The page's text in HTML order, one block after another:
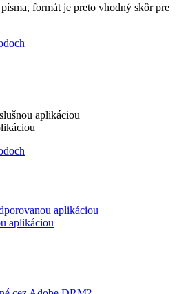
formát je preto vhodný skôr pre
aplikáciou
aplikáciou
aplikáciou